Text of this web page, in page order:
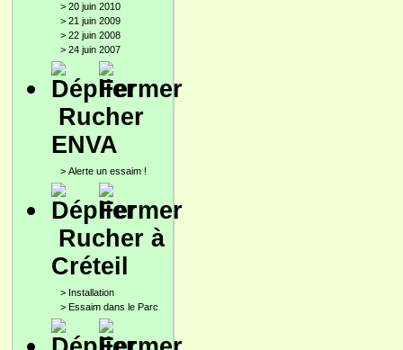
> 20 juin 2010
> 21 juin 2009
> 22 juin 2008
> 24 juin 2007
Rucher
ENVA
> Alerte un essaim !
Rucher à
Créteil
> Installation
> Essaim dans le Parc